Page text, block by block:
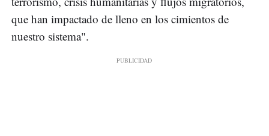
que han impactado de lleno en los cimientos de
nuestro sistema".